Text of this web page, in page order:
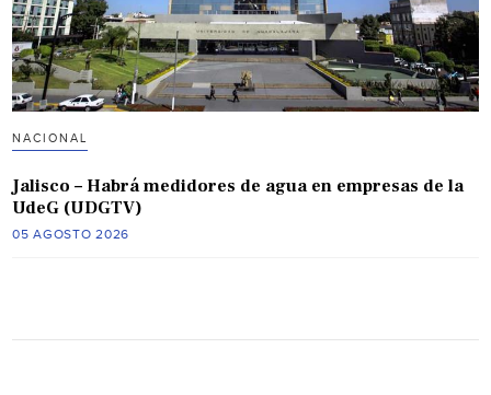
NACIONAL
Jalisco – Habrá medidores de agua en empresas de la
UdeG (UDGTV)
05 AGOSTO 2026